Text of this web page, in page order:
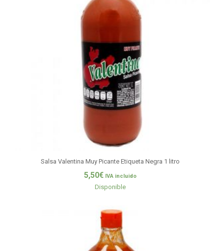
Salsa Valentina Muy Picante Etiqueta Negra 1 litro
5,50€ IVA incluido
Disponible